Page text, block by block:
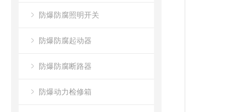
防爆防腐照明开关
防爆防腐起动器
防爆防腐断路器
防爆动力检修箱